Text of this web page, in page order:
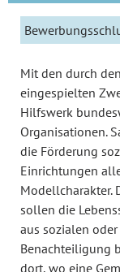
Mit den durch
eingespielten
Hilfswerk
Organisationen.
die Förderung
Einrichtungen
Modellcharakter.
sollen die
aus sozialen
Benachteiligung
dort, wo eine